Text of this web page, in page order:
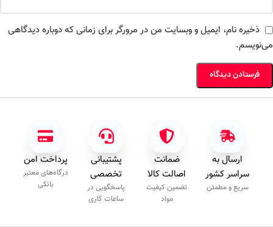
ذخیره نام، ایمیل و وبسایت من در مرورگر برای زمانی که دوباره دیدگاهی
می‌نویسم.
ارسال به
سراسر کشور
سریع و مطمئن
ضمانت
اصالت کالا
تضمین کیفیت
مواد
پشتیبانی
تخصصی
پاسخگویی در
ساعات کاری
پرداخت امن
درگاه‌های معتبر
بانکی